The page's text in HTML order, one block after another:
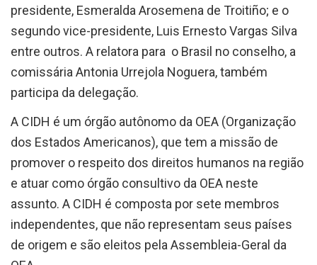
presidente, Esmeralda Arosemena de Troitiño; e o
segundo vice-presidente, Luis Ernesto Vargas Silva
entre outros. A relatora para o Brasil no conselho, a
comissária Antonia Urrejola Noguera, também
participa da delegação.
A CIDH é um órgão autônomo da OEA (Organização
dos Estados Americanos), que tem a missão de
promover o respeito dos direitos humanos na região
e atuar como órgão consultivo da OEA neste
assunto. A CIDH é composta por sete membros
independentes, que não representam seus países
de origem e são eleitos pela Assembleia-Geral da